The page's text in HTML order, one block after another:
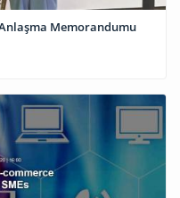
Anlaşma Memorandumu